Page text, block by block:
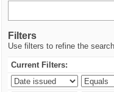
Filters
Use filters to refine the
Current Filters: